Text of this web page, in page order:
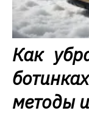
Как
методы